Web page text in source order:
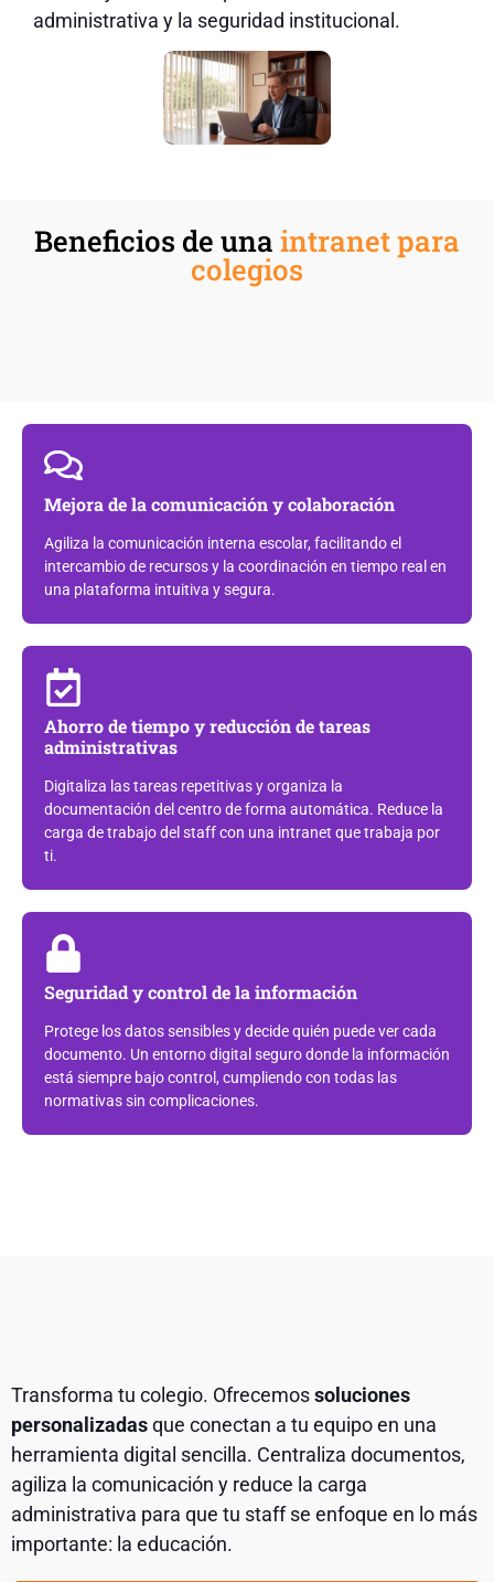
administrativa y la seguridad institucional.
Beneficios de una intranet para
colegios
Mejora de la comunicación y colaboración
Agiliza la comunicación interna escolar, facilitando el
intercambio de recursos y la coordinación en tiempo real en
una plataforma intuitiva y segura.
Ahorro de tiempo y reducción de tareas
administrativas
Digitaliza las tareas repetitivas y organiza la
documentación del centro de forma automática. Reduce la
carga de trabajo del staff con una intranet que trabaja por
ti.
Seguridad y control de la información
Protege los datos sensibles y decide quién puede ver cada
documento. Un entorno digital seguro donde la información
está siempre bajo control, cumpliendo con todas las
normativas sin complicaciones.
Transforma tu colegio. Ofrecemossoluciones
personalizadasque conectan a tu equipo en una
herramienta digital sencilla. Centraliza documentos,
agiliza la comunicación y reduce la carga
administrativa para que tu staff se enfoque en lo más
importante: la educación.